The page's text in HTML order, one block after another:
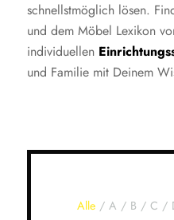
schnellstmöglich lösen.
und dem Möbel Lexikon
individuellen
und Familie mit Deinem
Alle / A / B / C /